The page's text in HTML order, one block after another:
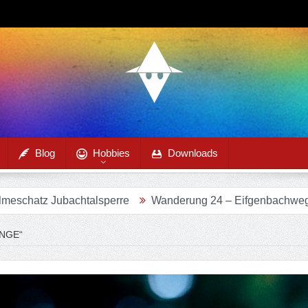
Blog Hobbies Downloads
Wanderung 24 – Eifgenbachweg im